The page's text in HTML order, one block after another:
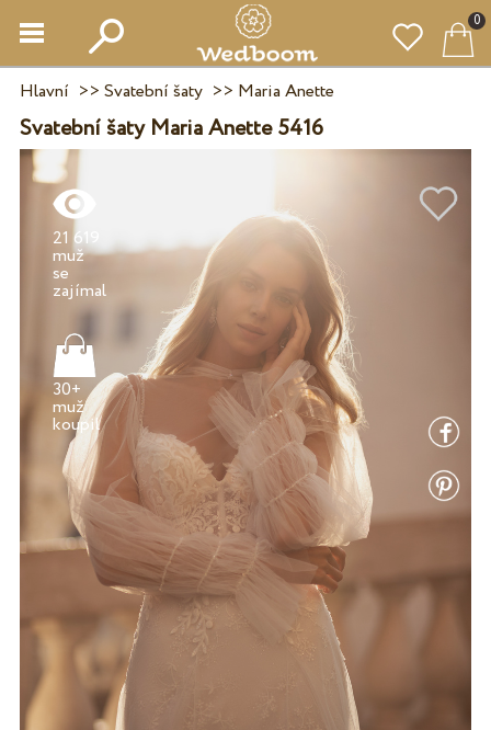
0
Hlavní >> Svatební šaty>> Maria Anette
Svatební šaty Maria Anette 5416
21 619
muž
se
30+
muž
koupil